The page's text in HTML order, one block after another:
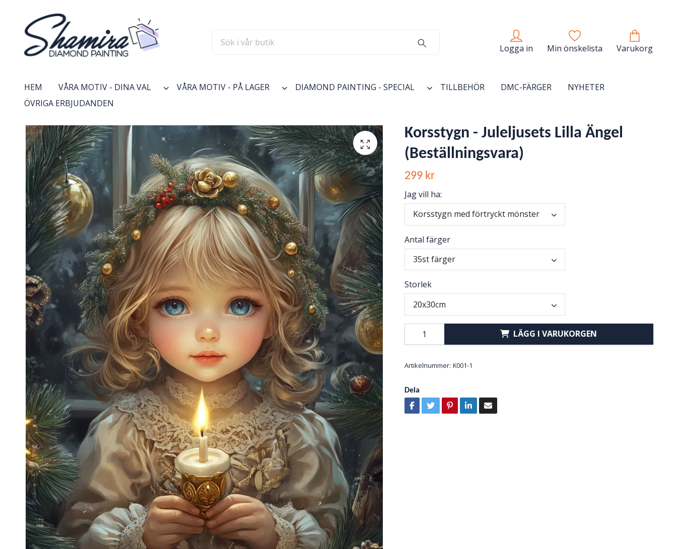
Logga in Min önskelista Varukorg
HEM VÅRA MOTIV - DINA VAL VÅRA MOTIV - PÅ LAGER DIAMOND PAINTING - SPECIAL TILLBEHÖR DMC-FÄRGER
NYHETER
ÖVRIGA ERBJUDANDEN
Korsstygn - Juleljusets Lilla Ängel
(Beställningsvara)
299 kr
Jag vill ha:
Korsstygn med förtryckt mönster
Antal färger
35st färger
Storlek
20x30cm
LÄGG I VARUKORGEN
Artikelnummer: K001-1
Dela